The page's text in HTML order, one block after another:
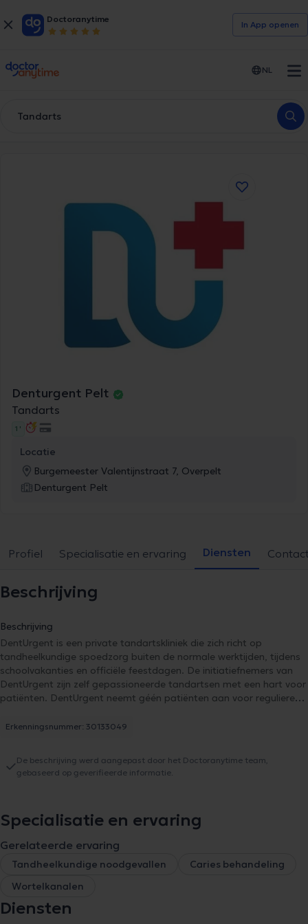
Doctoranytime
In App openen
doctoranytime NL
Tandarts
Denturgent Pelt
Tandarts
1 '
Locatie
Burgemeester Valentijnstraat 7, Overpelt
Denturgent Pelt
Profiel Specialisatie en ervaring Diensten
Beschrijving
Beschrijving
DentUrgent is een private tandartskliniek die zich richt op
tandheelkundige spoedzorg buiten de normale werktijden, tijdens
schoolvakanties en officiële feestdagen. De initiatiefnemers van
DentUrgent zijn zelf gepassioneerde tandartsen met een hart voor
patiënten. DentUrgent neemt géén patiënten aan voor reguliere
enkel terecht als uw tandprobleem dringend is, u niet langer kunt
vaste patiënt!
Erkenningsnummer: 30133049
De beschrijving werd aangepast door het Doctoranytime team,
gebaseerd op geverifieerde informatie.
Specialisatie en ervaring
Gerelateerde ervaring
Tandheelkundige noodgevallen
Caries behandeling
Wortelkanalen
Diensten